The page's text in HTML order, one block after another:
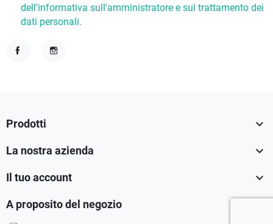
dell'informativa sull'amministratore e sul trattamento dei
dati personali.
Prodotti 
La nostra azienda 
Il tuo account 
A proposito del negozio